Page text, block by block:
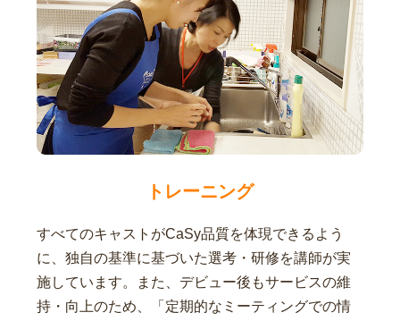
トレーニング
すべてのキャストがCaSy品質を体現できるよう
に、独自の基準に基づいた選考・研修を講師が実
施しています。また、デビュー後もサービスの維
持・向上のため、「定期的なミーティングでの情